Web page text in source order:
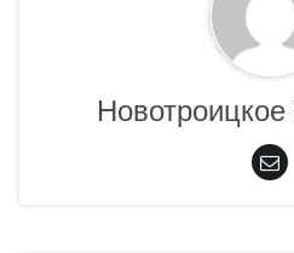
Новотроицкое